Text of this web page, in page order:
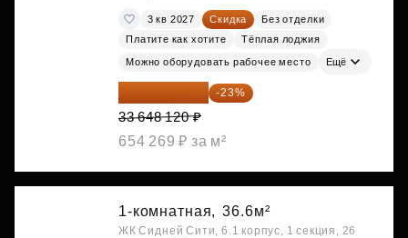
3 кв 2027 Скидка
Без отделки
Платите как хотите
Тёплая лоджия
Можно оборудовать рабочее место Ещё
25 909 052 ₽ -23%
33 648 120 ₽
654 269 ₽ за м²
1-комнатная, 36.6м²
ЖК Сидней Сити, 6.1 корпус, 1 секция, 26